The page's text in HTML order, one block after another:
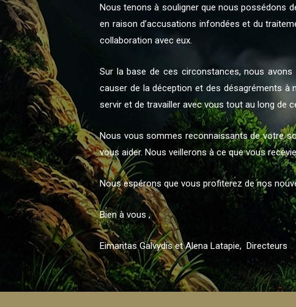
Nous tenons à souligner que nous possédons
en raison d’accusations infondées et du
collaboration avec eux.
Sur la base de ces circonstances, nous
causer de la déception et des désagréments
servir et de travailler avec vous tout au long de
Nous vous sommes reconnaissants de votre
vous aider. Nous veillerons à ce que vous
Nous espérons que vous profiterez de nos
Bien à vous ,
Eimantas Galvydis et Alena Latapie, Directeurs